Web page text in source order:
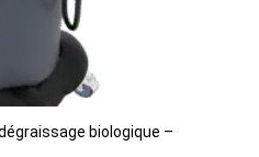
biologique –